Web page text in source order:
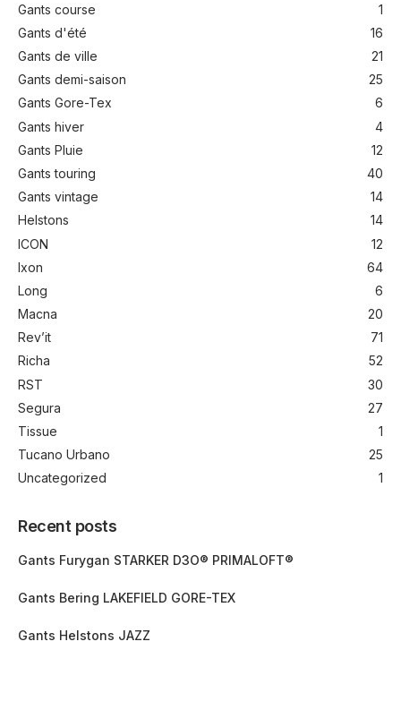
Gants course
1
Gants d'été
16
Gants de ville
21
Gants demi-saison
25
Gants Gore-Tex
6
Gants hiver
4
Gants Pluie
12
Gants touring
40
Gants vintage
14
Helstons
14
ICON
12
Ixon
64
Long
6
Macna
20
Rev’it
71
Richa
52
RST
30
Segura
27
Tissue
1
Tucano Urbano
25
Uncategorized
1
Recent posts
Gants Furygan STARKER D3O® PRIMALOFT®
Gants Bering LAKEFIELD GORE-TEX
Gants Helstons JAZZ